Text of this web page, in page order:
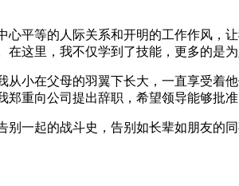
心平等的人际关系和开明的工作作风
这里，我不仅学到了技能，更多的是
小在父母的羽翼下长大，一直享受
重向公司提出辞职，希望领导能够批
一起的战斗史，告别如长辈如朋友